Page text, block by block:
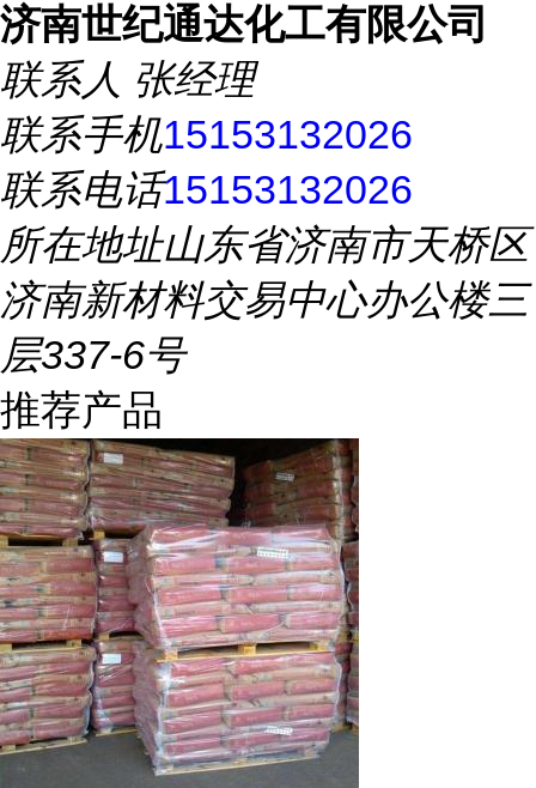
济南世纪通达化工有限公司
联系人 张经理
联系手机15153132026
联系电话15153132026
所在地址山东省济南市天桥区
济南新材料交易中心办公楼三
层337-6号
推荐产品